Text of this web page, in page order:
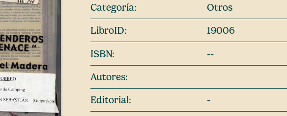
Categoría:
Otros
LibroID:
19006
ISBN:
--
Autores:
Editorial:
-